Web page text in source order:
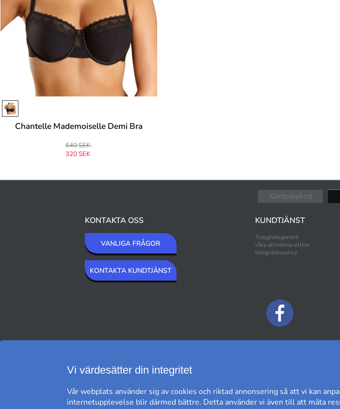
Chantelle Mademoiselle Demi Bra
640 SEK
320 SEK
KONTAKTA OSS
VANLIGA FRÅGOR
KONTAKTA KUNDTJÄNST
KUNDTJÄNST
Trygghetsgaranti
Våra allmänna villkor
Integritetspolicy
Vi värdesätter din integritet
Vår webplats använder sig av cookies och riktad annonsering så att vi kan
internetupplevelse blir därmed bättre. Detta använder vi även till att mäta